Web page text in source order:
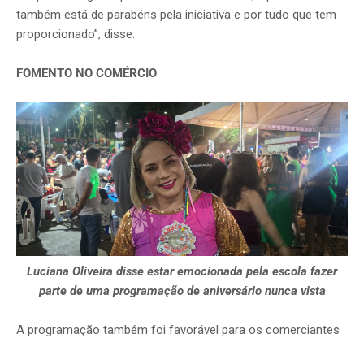
também está de parabéns pela iniciativa e por tudo que tem
proporcionado”, disse.
FOMENTO NO COMÉRCIO
Luciana Oliveira disse estar emocionada pela escola fazer
parte de uma programação de aniversário nunca vista
A programação também foi favorável para os comerciantes